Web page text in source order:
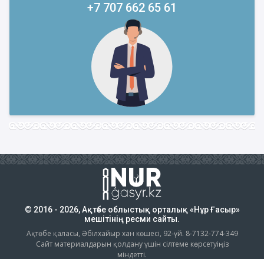
+7 707 662 65 61
© 2016 - 2026, Ақтөбе облыстық орталық «Нұр Ғасыр»
мешітінің ресми сайты.
Ақтөбе қаласы, Әбілхайыр хан көшесі, 92-үй. 8-7132-774-349
Сайт материалдарын қолдану үшін сілтеме көрсетуіңіз
міндетті.